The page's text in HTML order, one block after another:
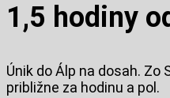
1,5 hodiny
Únik do Álp na dosah. Zo
približne za hodinu a pol.